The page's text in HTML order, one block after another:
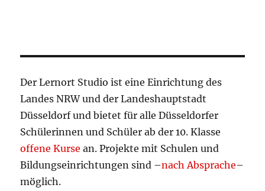
Der Lernort Studio ist eine Einrichtung des
Landes NRW und der Landeshauptstadt
Düsseldorf und bietet für alle Düsseldorfer
Schülerinnen und Schüler ab der 10. Klasse
offene Kurse an. Projekte mit Schulen und
Bildungseinrichtungen sind –nach Absprache–
möglich.